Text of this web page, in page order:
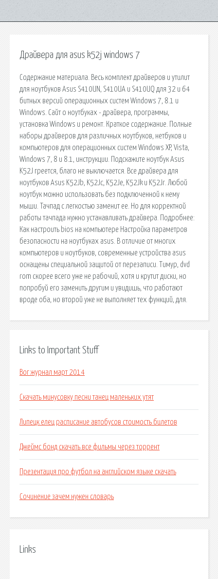
Драйвера для asus k52j windows 7
Cодержание материала. Весь комплект драйверов и утилит
для ноутбуков Asus S410UN, S410UA и S410UQ для 32 и 64
битных версий операционных систем Windows 7, 8.1 и
Windows. Сайт о ноутбуках - драйвера, программы,
установка Windows и ремонт. Краткое содержание. Полные
наборы драйверов для различных ноутбуков, нетбуков и
компьютеров для операционных систем Windows XP, Vista,
Windows 7, 8 и 8.1, инструкции. Подскажите ноутбук Asus
K52J греется, благо не выключается. Все драйвера для
ноутбуков Asus K52Jb, K52Jc, K52Je, K52Jk и K52Jr. Любой
ноутбук можно использовать без подключенной к нему
мыши. Тачпад с легкостью заменит ее. Но для корректной
работы тачпада нужно устанавливать драйвера. Подробнее:
Как настроить bios на компьютере Настройка параметров
безопасности на ноутбуках asus. В отличие от многих
компьютеров и ноутбуков, современные устройства asus
оснащены специальной защитой от перезаписи. Тимур, dvd
rom скорее всего уже не рабочий, хотя и крутит диски, но
попробуй его заменить другим и увидишь, что работают
вроде оба, но второй уже не выполняет тех функций, для.
Links to Important Stuff
Вог журнал март 2014
Скачать минусовку песни танец маленьких утят
Липецк елец расписание автобусов стоимость билетов
Джеймс бонд скачать все фильмы через торрент
Презентация про футбол на английском языке скачать
Сочинение зачем нужен словарь
Links